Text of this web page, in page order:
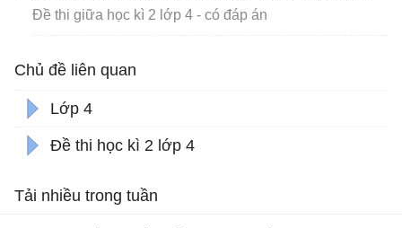
Đề thi giữa học kì 2 lớp 4 - có đáp án
Chủ đề liên quan
Lớp 4
Đề thi học kì 2 lớp 4
Tải nhiều trong tuần